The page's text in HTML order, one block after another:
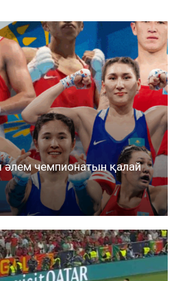
әлем чемпионатын қалай